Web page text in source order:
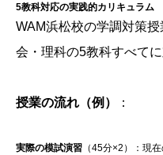
5教科対応の実践的カリキュラム
WAM浜松校の学調対策
会・理科の5教科すべてに
授業の流れ（例） ：
実際の模試演習 （45分×2）：現